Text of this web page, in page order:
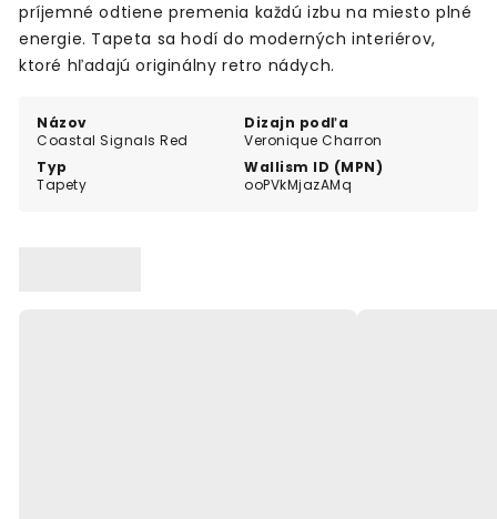
Názov
Coastal Signals Red
Dizajn podľa
Veronique Charron
Typ
Tapety
Wallism ID (MPN)
ooPVkMjazAMq
príjemné odtiene premenia každú izbu na miesto plné
energie. Tapeta sa hodí do moderných interiérov,
ktoré hľadajú originálny retro nádych.